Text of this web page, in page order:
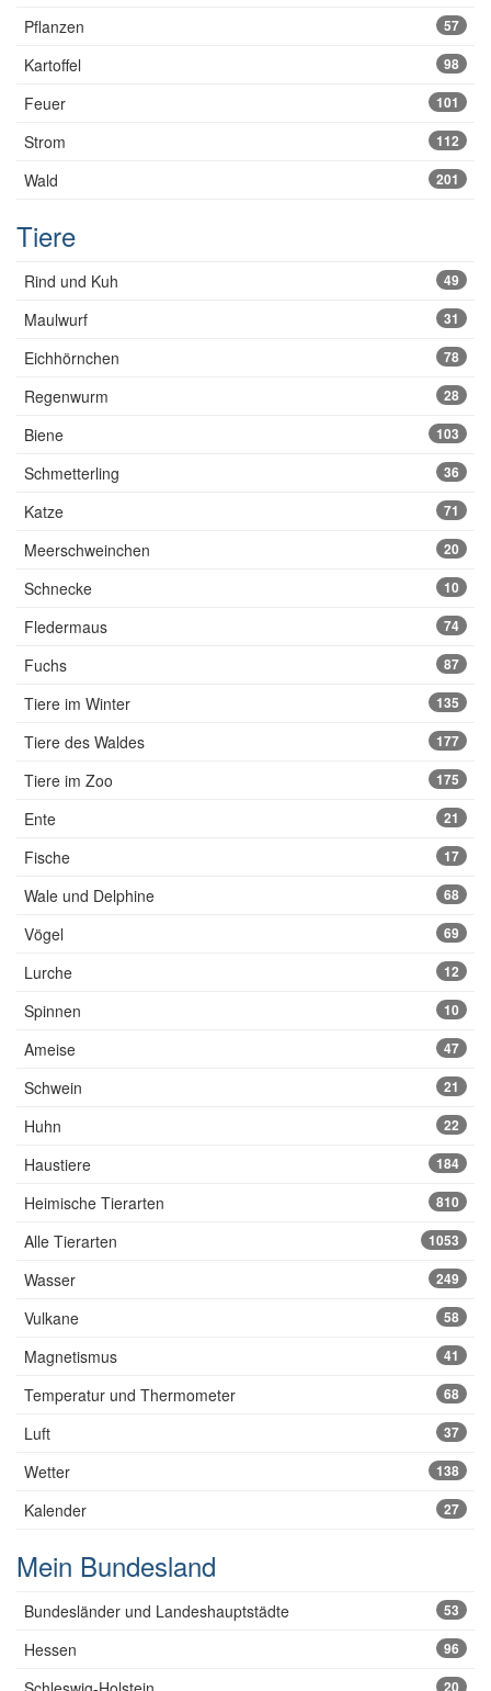
Pflanzen 57
Kartoffel 98
Feuer 101
Strom 112
Wald 201
Tiere
Rind und Kuh 49
Maulwurf 31
Eichhörnchen 78
Regenwurm 28
Biene 103
Schmetterling 36
Katze 71
Meerschweinchen 20
Schnecke 10
Fledermaus 74
Fuchs 87
Tiere im Winter 135
Tiere des Waldes 177
Tiere im Zoo 175
Ente 21
Fische 17
Wale und Delphine 68
Vögel 69
Lurche 12
Spinnen 10
Ameise 47
Schwein 21
Huhn 22
Haustiere 184
Heimische Tierarten 810
Alle Tierarten 1053
Wasser 249
Vulkane 58
Magnetismus 41
Temperatur und Thermometer 68
Luft 37
Wetter 138
Kalender 27
Mein Bundesland
Bundesländer und Landeshauptstädte 53
Hessen 96
20